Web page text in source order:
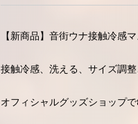
【新商品】音街ウナ接触冷感
接触冷感、洗える、サイズ調
オフィシャルグッズショップ